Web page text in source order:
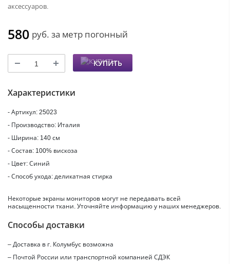
аксессуаров.
580 руб. за метр погонный
КУПИТЬ
Характеристики
- Артикул: 25023
- Производство: Италия
- Ширина: 140 см
- Состав: 100% вискоза
- Цвет: Синий
- Способ ухода: деликатная стирка
Некоторые экраны мониторов могут не передавать всей
насыщенности ткани. Уточняйте информацию у наших менеджеров.
Способы доставки
– Доставка в г. Колумбус возможна
– Почтой России или транспортной компанией СДЭК